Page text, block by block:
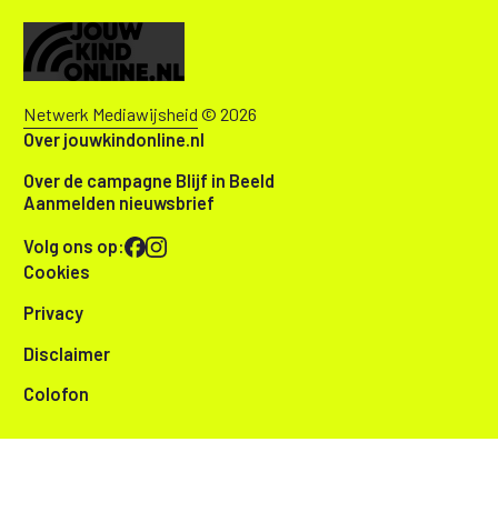
Netwerk Mediawijsheid © 2026
Over jouwkindonline.nl
Over de campagne Blijf in Beeld
Aanmelden nieuwsbrief
Volg ons op:
Cookies
Privacy
Disclaimer
Colofon